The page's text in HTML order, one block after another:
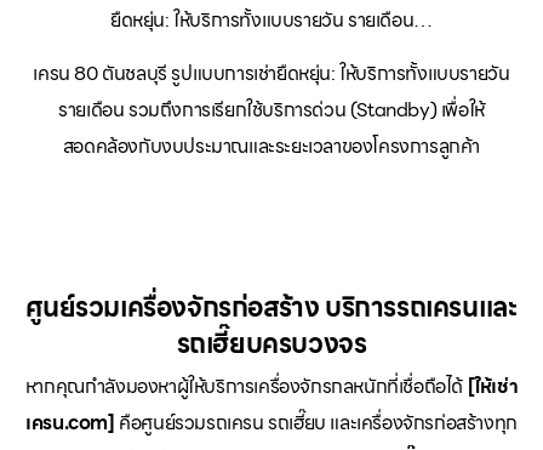
ยืดหยุ่น: ให้บริการทั้งแบบรายวัน รายเดือน…
เครน 80 ตันชลบุรี รูปแบบการเช่ายืดหยุ่น: ให้บริการทั้งแบบรายวัน
รายเดือน รวมถึงการเรียกใช้บริการด่วน (Standby) เพื่อให้
สอดคล้องกับงบประมาณและระยะเวลาของโครงการลูกค้า
ศูนย์รวมเครื่องจักรก่อสร้าง บริการรถเครนและ
รถเฮี๊ยบครบวงจร
หากคุณกำลังมองหาผู้ให้บริการเครื่องจักรกลหนักที่เชื่อถือได้ [ให้เช่า
เครน.com] คือศูนย์รวมรถเครน รถเฮี๊ยบ และเครื่องจักรก่อสร้างทุก